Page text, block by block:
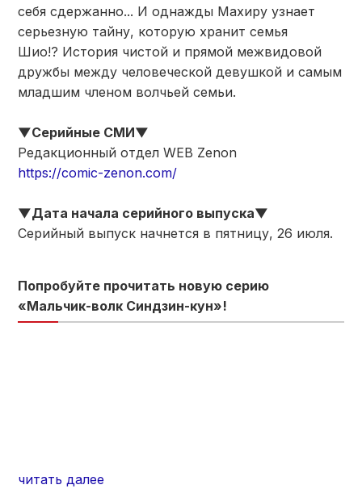
себя сдержанно... И однажды Махиру узнает
серьезную тайну, которую хранит семья
Шио!? История чистой и прямой межвидовой
дружбы между человеческой девушкой и самым
младшим членом волчьей семьи.
▼Серийные СМИ▼
Редакционный отдел WEB Zenon
https://comic-zenon.com/
▼Дата начала серийного выпуска▼
Серийный выпуск начнется в пятницу, 26 июля.
Попробуйте прочитать новую серию
«Мальчик-волк Синдзин-кун»!
читать далее